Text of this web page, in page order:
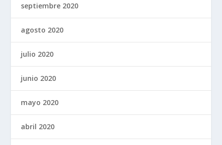
septiembre 2020
agosto 2020
julio 2020
junio 2020
mayo 2020
abril 2020